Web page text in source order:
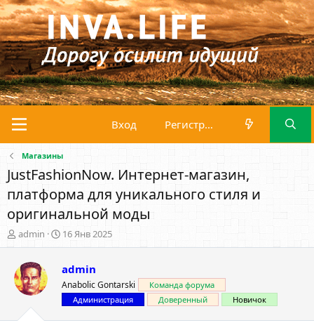
Вход Регистрация
Магазины
JustFashionNow. Интернет-магазин,
платформа для уникального стиля и
оригинальной моды
А
в
о
р
т
м
admin
Д
а
а
н
а
ч
а
16 Янв 2025
admin
Anabolic Gontarski
Команда форума
Администрация
Доверенный Новичок